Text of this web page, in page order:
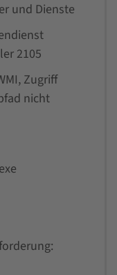
und Dienste
2105
Zugriff
nicht